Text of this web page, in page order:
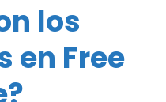
los
en Free